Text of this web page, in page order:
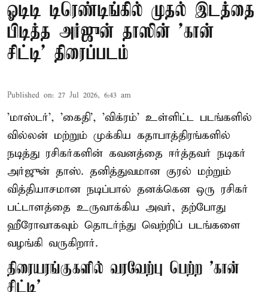
ஓடிடி டிரெண்டிங்கில் முதல் இடத்தை
பிடித்த அர்ஜுன் தாஸின் 'கான்
சிட்டி' திரைப்படம்
Published on: 27 Jul 2026, 6:43 am
'மாஸ்டர்', 'கைதி', 'விக்ரம்' உள்ளிட்ட படங்களில்
வில்லன் மற்றும் முக்கிய கதாபாத்திரங்களில்
நடித்து ரசிகர்களின் கவனத்தை ஈர்த்தவர் நடிகர்
அர்ஜுன் தாஸ். தனித்துவமான குரல் மற்றும்
வித்தியாசமான நடிப்பால் தனக்கென ஒரு ரசிகர்
பட்டாளத்தை உருவாக்கிய அவர், தற்போது
ஹீரோவாகவும் தொடர்ந்து வெற்றிப் படங்களை
வழங்கி வருகிறார்.
திரையரங்குகளில் வரவேற்பு பெற்ற 'கான்
சிட்டி'